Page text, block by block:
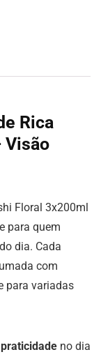
Rica
Visão
Floral 3x200ml
para quem
dia. Cada
com
para variadas
praticidade no dia